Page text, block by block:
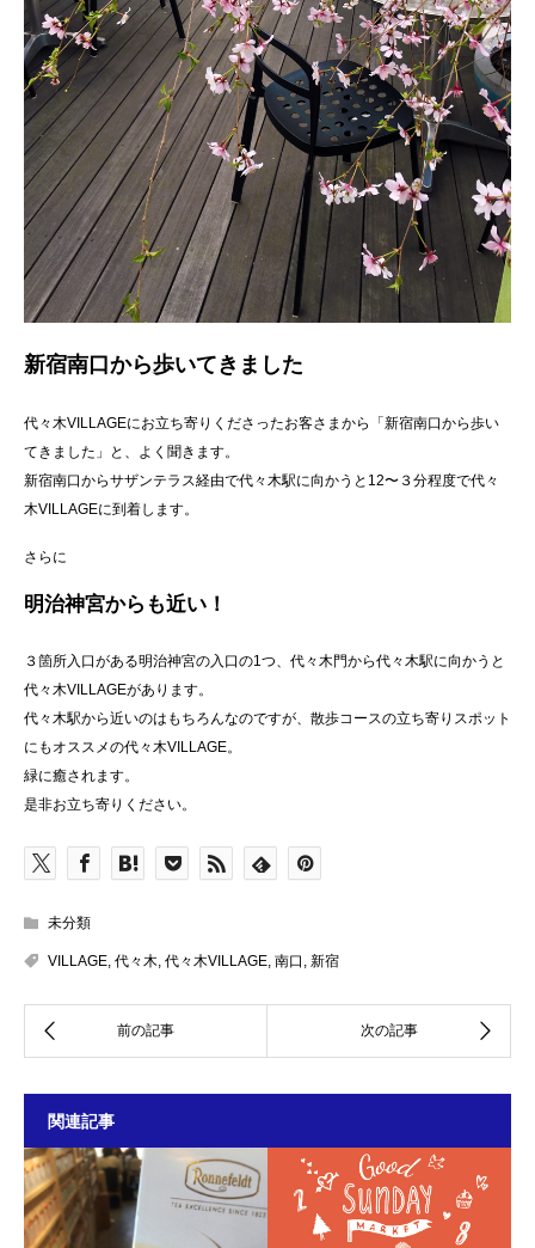
新宿南口から歩いてきました
代々木VILLAGEにお立ち寄りくださったお客さまから「新宿南口から歩い
てきました」と、よく聞きます。
新宿南口からサザンテラス経由で代々木駅に向かうと12〜３分程度で代々
木VILLAGEに到着します。
さらに
明治神宮からも近い！
３箇所入口がある明治神宮の入口の1つ、代々木門から代々木駅に向かうと
代々木VILLAGEがあります。
代々木駅から近いのはもちろんなのですが、散歩コースの立ち寄りスポット
にもオススメの代々木VILLAGE。
緑に癒されます。
是非お立ち寄りください。
未分類
VILLAGE, 代々木, 代々木VILLAGE, 南口 , 新宿
関連記事